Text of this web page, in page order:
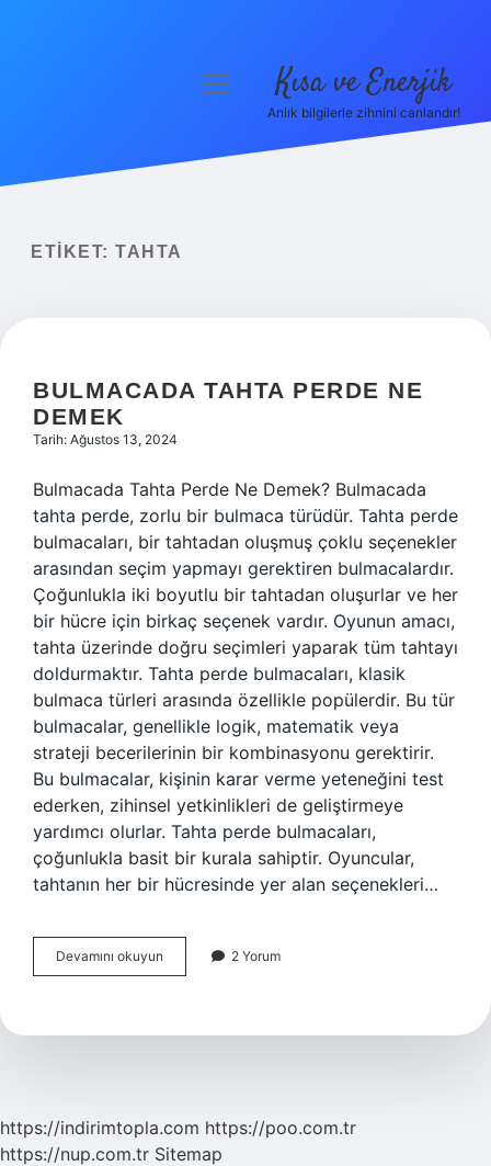
Yasal Uyarı
menüyü
Kısa ve Enerjik
Anlık bilgilerle zihnini canlandır!
ETIKET: TAHTA
BULMACADA TAHTA PERDE NE
DEMEK
Tarih: Ağustos 13, 2024
Bulmacada Tahta Perde Ne Demek? Bulmacada
tahta perde, zorlu bir bulmaca türüdür. Tahta perde
bulmacaları, bir tahtadan oluşmuş çoklu seçenekler
arasından seçim yapmayı gerektiren bulmacalardır.
Çoğunlukla iki boyutlu bir tahtadan oluşurlar ve her
bir hücre için birkaç seçenek vardır. Oyunun amacı,
tahta üzerinde doğru seçimleri yaparak tüm tahtayı
doldurmaktır. Tahta perde bulmacaları, klasik
bulmaca türleri arasında özellikle popülerdir. Bu tür
bulmacalar, genellikle logik, matematik veya
strateji becerilerinin bir kombinasyonu gerektirir.
Bu bulmacalar, kişinin karar verme yeteneğini test
ederken, zihinsel yetkinlikleri de geliştirmeye
yardımcı olurlar. Tahta perde bulmacaları,
çoğunlukla basit bir kurala sahiptir. Oyuncular,
tahtanın her bir hücresinde yer alan seçenekleri…
Devamını okuyun Bulmacada
tahta
demek
2 Yorum
https://indirimtopla.com https://poo.com.tr
https://nup.com.tr Sitemap